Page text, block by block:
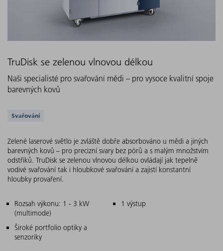
TruDisk se zelenou vlnovou délkou
Naši specialisté pro svařování mědi – pro vysoce kvalitní spoje
barevných kovů
Podporovaná řešení
Svařování
Zelené laserové světlo je zvláště dobře absorbováno u mědi a jiných
barevných kovů – pro precizní svary bez pórů a s malým množstvím
odstřiků. TruDisk se zelenou vlnovou délkou ovládají jak tepelně
vodivé svařování tak i hloubkové svařování a zajistí konstantní
hloubky provaření.
Hlavní charakteristiky
Rozsah výkonu: 1 - 3 kW
(multimode)
1 výstup
Široké portfolio optiky a
senzoriky